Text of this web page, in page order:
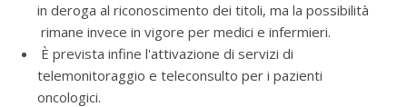
in deroga al riconoscimento dei titoli, ma la possibilità
rimane invece in vigore per medici e infermieri.
È prevista infine l'attivazione di servizi di
telemonitoraggio e teleconsulto per i pazienti
oncologici.